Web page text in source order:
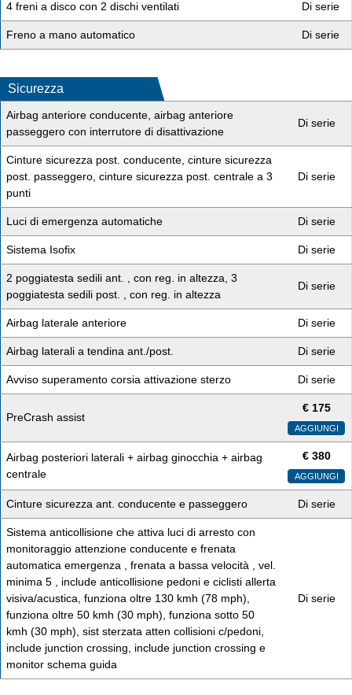
4 freni a disco con 2 dischi ventilati Di serie
Freno a mano automatico Di serie
Sicurezza
Airbag anteriore conducente, airbag anteriore
passeggero con interrutore di disattivazione
Di serie
Cinture sicurezza post. conducente, cinture sicurezza
post. passeggero, cinture sicurezza post. centrale a 3
punti
Di serie
Luci di emergenza automatiche Di serie
Sistema Isofix Di serie
2 poggiatesta sedili ant. , con reg. in altezza, 3
poggiatesta sedili post. , con reg. in altezza
Di serie
Airbag laterale anteriore Di serie
Airbag laterali a tendina ant./post. Di serie
Avviso superamento corsia attivazione sterzo Di serie
PreCrash assist
€ 175
AGGIUNGI
Airbag posteriori laterali + airbag ginocchia + airbag
centrale
€ 380
AGGIUNGI
Cinture sicurezza ant. conducente e passeggero Di serie
Sistema anticollisione che attiva luci di arresto con
monitoraggio attenzione conducente e frenata
automatica emergenza , frenata a bassa velocità , vel.
minima 5 , include anticollisione pedoni e ciclisti allerta
visiva/acustica, funziona oltre 130 kmh (78 mph),
funziona oltre 50 kmh (30 mph), funziona sotto 50
kmh (30 mph), sist sterzata atten collisioni c/pedoni,
include junction crossing, include junction crossing e
monitor schema guida
Di serie